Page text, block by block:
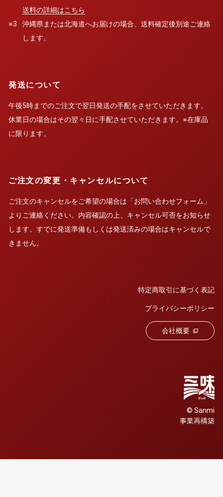
送料の詳細はこちら
※3
沖縄県または北海道へお届けの場合、送料確定後別途ご連絡
します。
発送について
午後5時までのご注文で翌日発送の手配をさせていただきます。
休業日の場合はその翌々日に手配させていただきます。※在庫品
に限ります。
ご注文の変更・キャンセルについて
ご注文のキャンセルをご希望の場合は「お問い合わせフォーム」
よりご連絡ください。内容確認の上、キャンセル可否をお知らせ
します。すでに発送準備もしくは発送済みの場合はキャンセルで
きません。
特定商取引に基づく表記
プライバシーポリシー
会社概要
© Sanmi
事業再構築